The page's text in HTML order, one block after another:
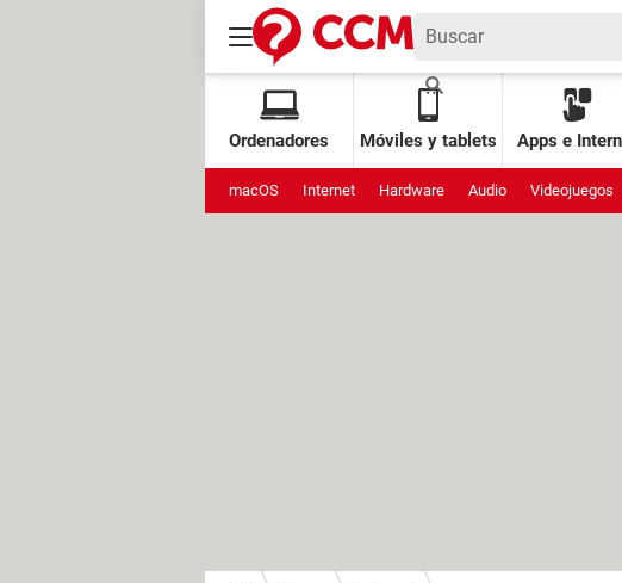
Ordenadores Móviles y tablets Apps e
macOS Internet Hardware Audio Videojuegos